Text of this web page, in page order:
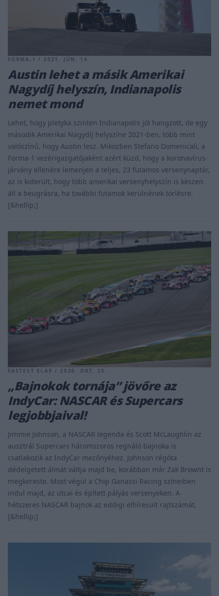
FORMA-1 / 2021. JÚN. 14.
Austin lehet a másik Amerikai
Nagydíj helyszín, Indianapolis
nemet mond
Lehet, hogy pletyka szinten Indianapolis jól hangzott, de egy
második Amerikai Nagydíj helyszíne 2021-ben, több mint
valószínű, hogy Austin lesz. Miközben Stefano Domenicali, a
Forma-1 vezérigazgatójaként azért küzd, hogy a koronavírus-
járvány ellenére lemenjen a teljes, 23 futamos versenynaptár,
az is kiderült, hogy több amerikai versenyhelyszín is készen
áll a beugrásra, ha további futamok kerülnének törlésre.
[&hellip;]
FASTEST SLAP / 2020. OKT. 25.
„Bajnokok tornája” jövőre az
IndyCar: NASCAR és Supercars
legjobbjaival!
Jimmie Johnson, a NASCAR legenda és Scott McLaughlin az
ausztrál Supercars háromszoros regnáló bajnoka is
csatlakozik az IndyCar mezőnyéhez. Johnson régóta
dédelgetett álmát váltja majd be, korábban már Zak Brownt is
megkereste. Most végül a Chip Ganassi Racing színeiben
indul majd, az utcai és épített pályás versenyeken. A
hétszeres NASCAR bajnok az eddigi elhíresült rajtszámát,
[&hellip;]